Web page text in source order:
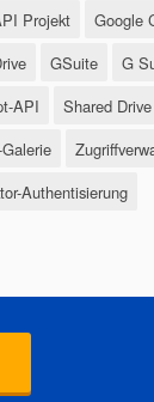
Projekt
Google
GSuite
G
API
Shared Drive
Authentisierung